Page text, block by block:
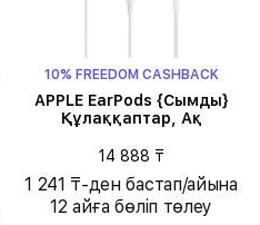
10% FREEDOM CASHBACK
APPLE EarPods {Сымды}
Құлаққаптар, Ақ
14 888 ₸
1 241 ₸-ден бастап/айына
12 айға бөліп төлеу